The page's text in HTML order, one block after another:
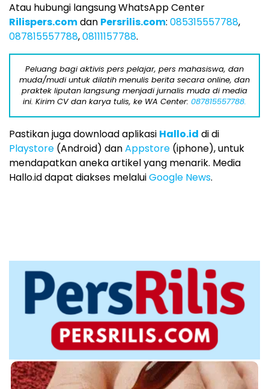
Atau hubungi langsung WhatsApp Center
Rilispers.comdan Persrilis.com: 085315557788,
087815557788,08111157788.
Peluang bagi aktivis pers pelajar, pers mahasiswa, dan
muda/mudi untuk dilatih menulis berita secara online, dan
praktek liputan langsung menjadi jurnalis muda di media
ini. Kirim CV dan karya tulis, ke WA Center: 087815557788.
Pastikan juga download aplikasi Hallo.id di di
Playstore (Android) danAppstore (iphone), untuk
mendapatkan aneka artikel yang menarik. Media
Hallo.id dapat diakses melaluiGoogle News.